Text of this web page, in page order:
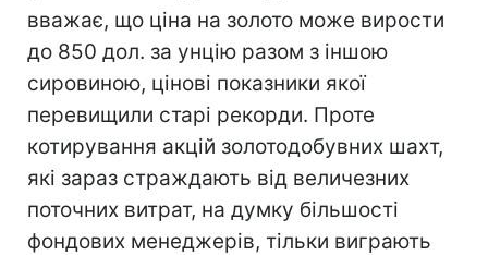
вважає, що ціна на золото може вирости
до 850 дол. за унцію разом з іншою
сировиною, цінові показники якої
перевищили старі рекорди. Проте
котирування акцій золотодобувних шахт,
які зараз страждають від величезних
поточних витрат, на думку більшості
фондових менеджерів, тільки виграють